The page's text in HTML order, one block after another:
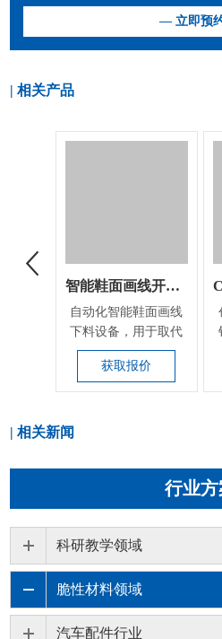
| 相关产品
智能鞋面画线开料机
自动化智能鞋面画线
下料设备，用于取代
人工画线（手工用银
笔在鞋...
获取报价
| 相关新闻
行业方
科研教学领域
脆性材料领域
汽车配件行业